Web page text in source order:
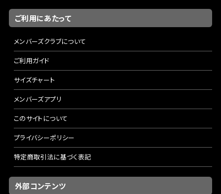
ご利用にあたって
メンバーズクラブについて
ご利用ガイド
サイズチャート
メンバーズアプリ
このサイトについて
プライバシーポリシー
特定商取引法に基づく表記
外部コンテンツ